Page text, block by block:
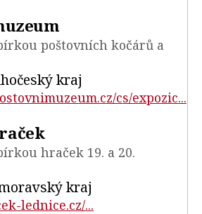
poštovních kočárů a
kraj
cs/expozic...
hraček 19. a 20.
kraj
lednice.cz/...